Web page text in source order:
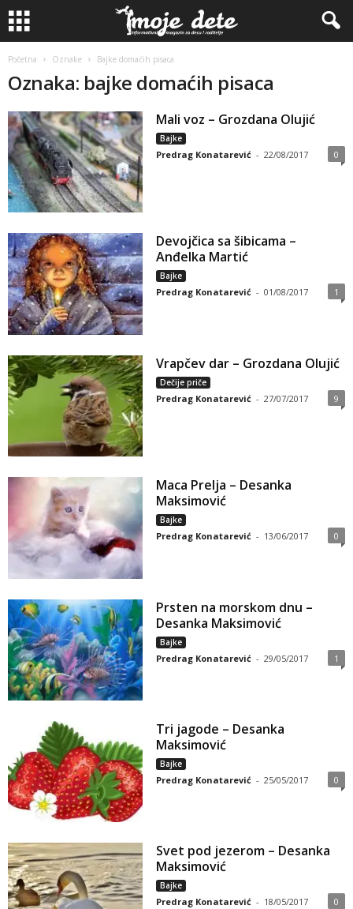
Početna Oznake Bajke domaćih pisaca
Oznaka: bajke domaćih pisaca
Mali voz – Grozdana Olujić
Bajke
Predrag Konatarević - 22/08/2017 0
Devojčica sa šibicama –
Anđelka Martić
Bajke
Predrag Konatarević - 01/08/2017 1
Vrapčev dar – Grozdana Olujić
Dečije priče
Predrag Konatarević - 27/07/2017 9
Maca Prelјa – Desanka
Maksimović
Bajke
Predrag Konatarević - 13/06/2017 0
Prsten na morskom dnu –
Desanka Maksimović
Bajke
Predrag Konatarević - 29/05/2017 1
Tri jagode – Desanka
Maksimović
Bajke
Predrag Konatarević - 25/05/2017 0
Svet pod jezerom – Desanka
Maksimović
Bajke
Predrag Konatarević - 18/05/2017 0